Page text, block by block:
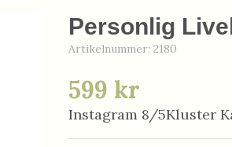
Personlig
Artikelnummer: 2180
599 kr
Instagram 8/5Kluster